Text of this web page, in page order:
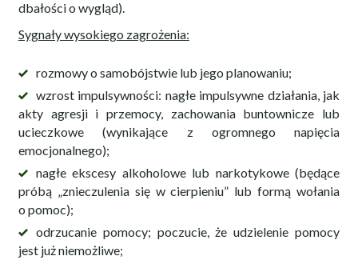
dbałości o wygląd).
Sygnały wysokiego zagrożenia:
rozmowy o samobójstwie lub jego planowaniu;
wzrost impulsywności: nagłe impulsywne działania, jak
akty agresji i przemocy, zachowania buntownicze lub
ucieczkowe (wynikające z ogromnego napięcia
emocjonalnego);
nagłe ekscesy alkoholowe lub narkotykowe (będące
próbą „znieczulenia się w cierpieniu” lub formą wołania
o pomoc);
odrzucanie pomocy; poczucie, że udzielenie pomocy
jest już niemożliwe;